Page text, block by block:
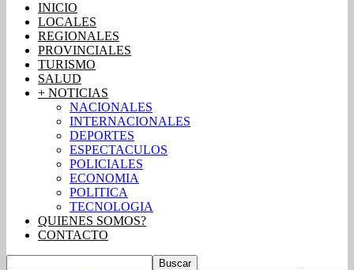
INICIO
LOCALES
REGIONALES
PROVINCIALES
TURISMO
SALUD
+ NOTICIAS
NACIONALES
INTERNACIONALES
DEPORTES
ESPECTACULOS
POLICIALES
ECONOMIA
POLITICA
TECNOLOGIA
QUIENES SOMOS?
CONTACTO